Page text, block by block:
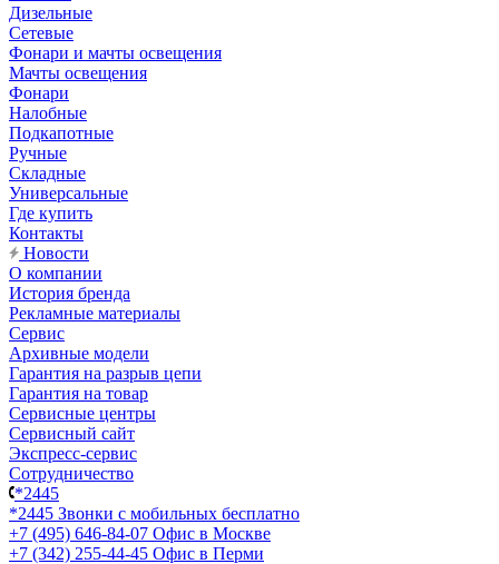
Дизельные
Сетевые
Фонари и мачты освещения
Мачты освещения
Фонари
Налобные
Подкапотные
Ручные
Складные
Универсальные
Где купить
Контакты
Новости
О компании
История бренда
Рекламные материалы
Сервис
Архивные модели
Гарантия на разрыв цепи
Гарантия на товар
Сервисные центры
Сервисный сайт
Экспресс-сервис
Сотрудничество
*2445
*2445 Звонки с мобильных бесплатно
+7 (495) 646-84-07 Офис в Москве
+7 (342) 255-44-45 Офис в Перми